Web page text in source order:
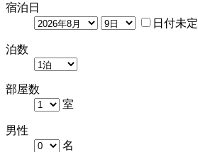
宿泊日
日付未定
泊数
部屋数
室
男性
名